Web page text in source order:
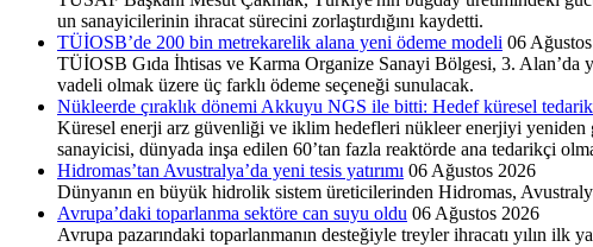
un sanayicilerinin ihracat sürecini zorlaştırdığını kaydetti.
TÜİOSB’de 200 bin metrekarelik alana yeni ödeme modeli 06
TÜİOSB Gıda İhtisas ve Karma Organize Sa­nayi Bölgesi, 3. Alan’da
vadeli olmak üzere üç farklı ödeme seçeneği sunulacak.
Nükleerde çıraklık dönemi Akkuyu NGS ile bitti: Hedef küresel
Küresel enerji arz güvenliği ve iklim hedefleri nükleer enerjiyi yeniden
sanayicisi, dünyada inşa edilen 60’tan fazla reaktörde ana tedarikçi
Hidromas’tan Avustralya’da yeni tesis yatırımı 06 Ağustos 2026
Dünyanın en büyük hidrolik sistem üreticilerinden Hid­romas,
Avrupa’daki toparlanma sektöre can suyu oldu 06 Ağustos 2026
Avrupa pazarındaki toparlanmanın desteğiyle treyler ihracatı yılın ilk